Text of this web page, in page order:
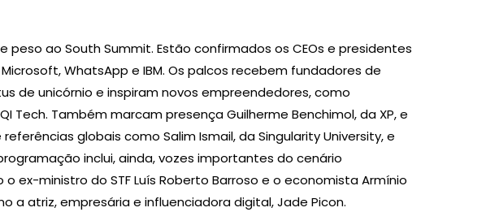
peso ao South Summit. Estão confirmados os CEOs e presidentes
WhatsApp e IBM. Os palcos recebem fundadores de
de unicórnio e inspiram novos empreendedores, como
Tech. Também marcam presença Guilherme Benchimol, da XP, e
globais como Salim Ismail, da Singularity University, e
inclui, ainda, vozes importantes do cenário
ex-ministro do STF Luís Roberto Barroso e o economista Armínio
a atriz, empresária e influenciadora digital, Jade Picon.